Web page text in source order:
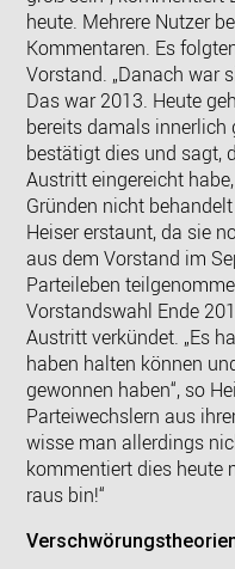
heute. Mehrere Nutzer
Kommentaren. Es
Vorstand. „Danach war
Das war 2013. Heute
bereits damals
bestätigt dies und sagt,
Austritt eingereicht
Gründen nicht
Heiser erstaunt, da sie
aus dem Vorstand im
Parteileben
Vorstandswahl Ende
Austritt verkündet. „Es
haben halten können
gewonnen haben“, so
Parteiwechslern aus
wisse man allerdings
kommentiert dies heute
raus bin!“